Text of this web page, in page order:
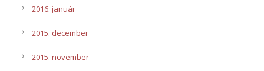
2016. január
2015. december
2015. november